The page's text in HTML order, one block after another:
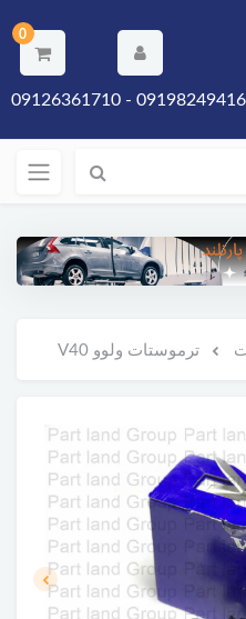
0
09198249416 - 09126361710
ترموستات ولوو V40